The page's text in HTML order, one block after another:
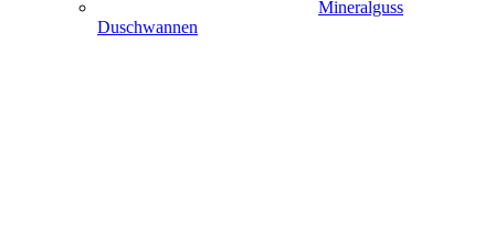
Mineralguss
Duschwannen